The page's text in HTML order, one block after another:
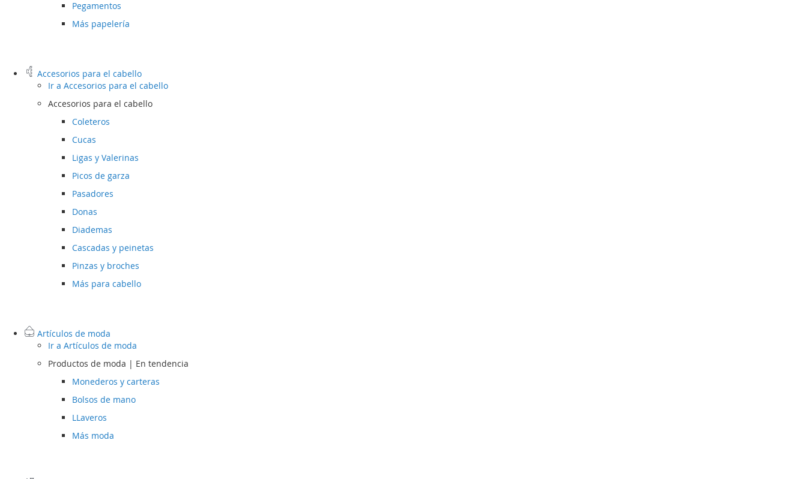
Pegamentos
Más papelería
Accesorios para el cabello
Ir a Accesorios para el cabello
Accesorios para el cabello
Coleteros
Cucas
Ligas y Valerinas
Picos de garza
Pasadores
Donas
Diademas
Cascadas y peinetas
Pinzas y broches
Más para cabello
Artículos de moda
Ir a Artículos de moda
Productos de moda | En tendencia
Monederos y carteras
Bolsos de mano
LLaveros
Más moda